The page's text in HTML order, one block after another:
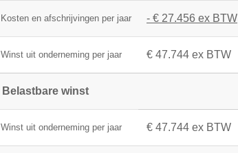
Kosten en afschrijvingen per jaar - € 27.456 ex BTW
Winst uit onderneming per jaar € 47.744 ex BTW
Belastbare winst
Winst uit onderneming per jaar € 47.744 ex BTW